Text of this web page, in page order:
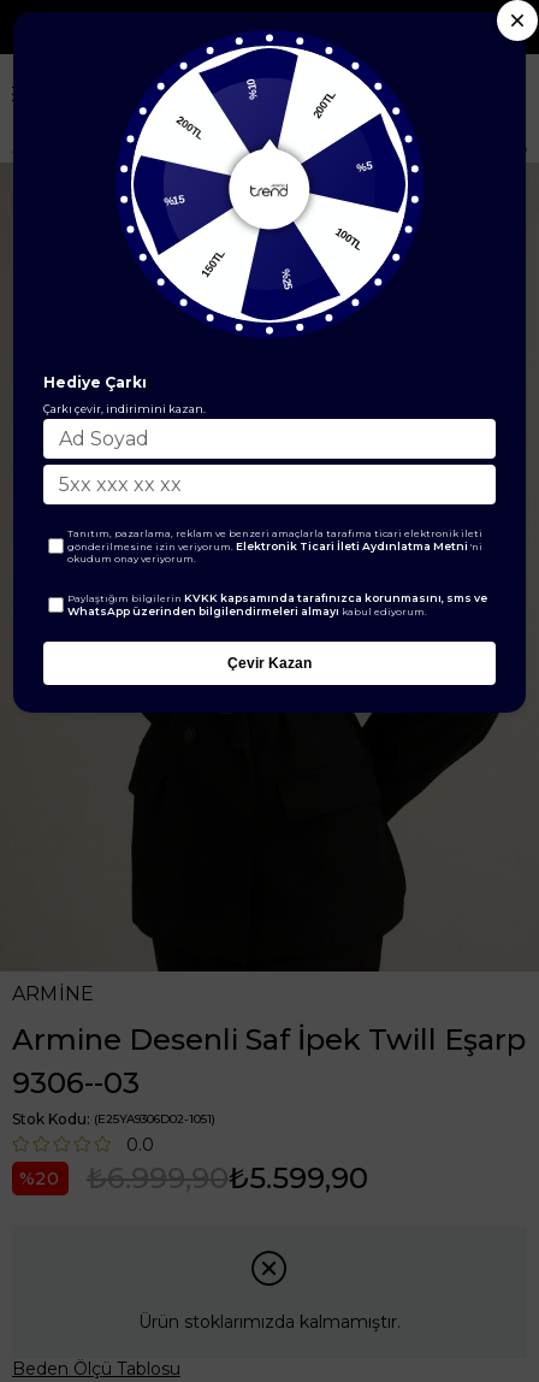
Seçili Yeni Sezon Ürünlerde %50'ye Varan İndirim
EŞARP Twill İpek Eşarp Armine Desenli Saf
ARMİNE
Armine Desenli Saf İpek Twill Eşarp
9306--03
Stok Kodu (E25YA9306D02-1051)
0.0
20
₺6.999,90₺5.599,90
Ürün stoklarımızda kalmamıştır.
Beden Ölçü Tablosu
%10
200TL
%5
100TL
%25
150TL
%15
200TL
Hediye Çarkı
Çarkı çevir, indirimini kazan.
Tanıtım, pazarlama, reklam ve benzeri amaçlarla tarafıma ticari elektronik ileti
gönderilmesine izin veriyorum.Elektronik Ticari İleti Aydınlatma Metni 'ni
okudum onay veriyorum.
Paylaştığım bilgilerinKVKK kapsamında tarafınızca korunmasını, sms ve
WhatsApp üzerinden bilgilendirmeleri almayı kabul ediyorum.
Çevir Kazan